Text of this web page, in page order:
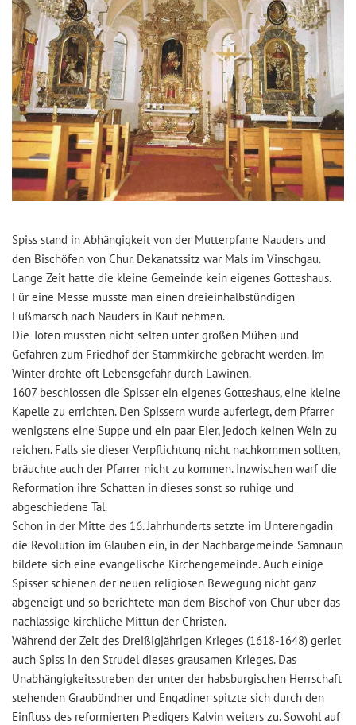
Spiss stand in Abhängigkeit von der Mutterpfarre Nauders und
den Bischöfen von Chur. Dekanatssitz war Mals im Vinschgau.
Lange Zeit hatte die kleine Gemeinde kein eigenes Gotteshaus.
Für eine Messe musste man einen dreieinhalbstündigen
Fußmarsch nach Nauders in Kauf nehmen.
Die Toten mussten nicht selten unter großen Mühen und
Gefahren zum Friedhof der Stammkirche gebracht werden. Im
Winter drohte oft Lebensgefahr durch Lawinen.
1607 beschlossen die Spisser ein eigenes Gotteshaus, eine kleine
Kapelle zu errichten. Den Spissern wurde auferlegt, dem Pfarrer
wenigstens eine Suppe und ein paar Eier, jedoch keinen Wein zu
reichen. Falls sie dieser Verpflichtung nicht nachkommen sollten,
bräuchte auch der Pfarrer nicht zu kommen. Inzwischen warf die
Reformation ihre Schatten in dieses sonst so ruhige und
abgeschiedene Tal.
Schon in der Mitte des 16. Jahrhunderts setzte im Unterengadin
die Revolution im Glauben ein, in der Nachbargemeinde Samnaun
bildete sich eine evangelische Kirchengemeinde. Auch einige
Spisser schienen der neuen religiösen Bewegung nicht ganz
abgeneigt und so berichtete man dem Bischof von Chur über das
nachlässige kirchliche Mittun der Christen.
Während der Zeit des Dreißigjährigen Krieges (1618-1648) geriet
auch Spiss in den Strudel dieses grausamen Krieges. Das
Unabhängigkeitsstreben der unter der habsburgischen Herrschaft
stehenden Graubündner und Engadiner spitzte sich durch den
Einfluss des reformierten Predigers Kalvin weiters zu. Sowohl auf